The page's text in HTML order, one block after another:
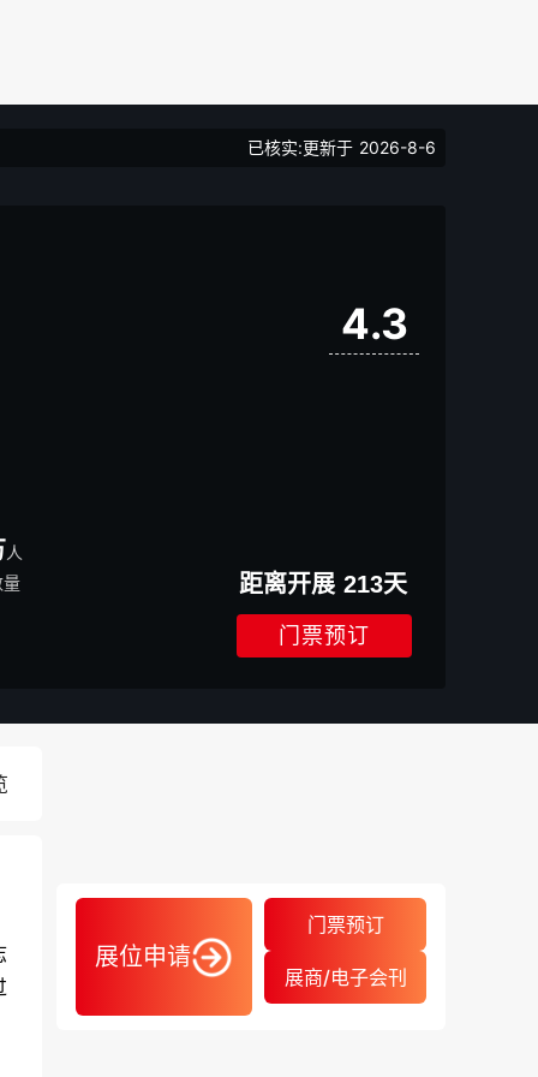
已核实:更新于 2026-8-6
人
量
4.3
距离开展 213天
门票预订
展位申请
门票预订
展商/电子会刊